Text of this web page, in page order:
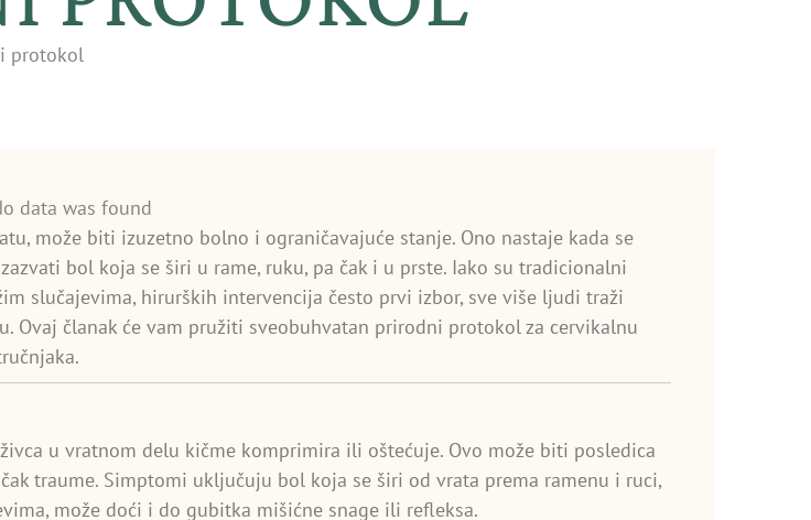
protokol
data was found
može biti izuzetno bolno i ograničavajuće stanje. Ono nastaje kada se
bol koja se širi u rame, ruku, pa čak i u prste. Iako su tradicionalni
slučajevima, hirurških intervencija često prvi izbor, sve više ljudi traži
Ovaj članak će vam pružiti sveobuhvatan prirodni protokol za cervikalnu
u vratnom delu kičme komprimira ili oštećuje. Ovo može biti posledica
traume. Simptomi uključuju bol koja se širi od vrata prema ramenu i ruci,
može doći i do gubitka mišićne snage ili refleksa.